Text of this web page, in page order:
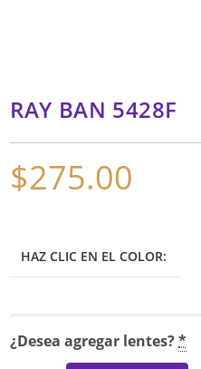
RAY BAN 5428F
$275.00
HAZ CLIC EN EL COLOR:
¿Desea agregar lentes?*